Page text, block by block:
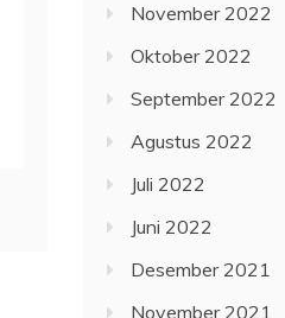
November 2022
Oktober 2022
September 2022
Agustus 2022
Juli 2022
Juni 2022
Desember 2021
November 2021